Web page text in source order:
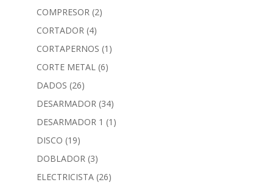
COMPRESOR (2)
CORTADOR (4)
CORTAPERNOS (1)
CORTE METAL (6)
DADOS (26)
DESARMADOR (34)
DESARMADOR 1 (1)
DISCO (19)
DOBLADOR (3)
ELECTRICISTA (26)